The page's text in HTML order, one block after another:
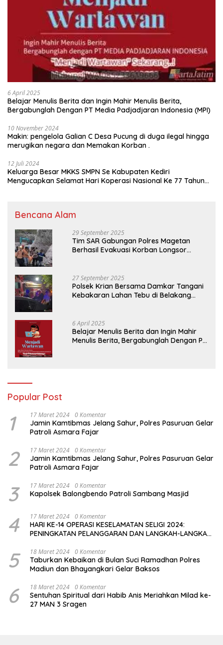
6 April 2025
Belajar Menulis Berita dan Ingin Mahir Menulis Berita,
Bergabunglah Dengan PT Media Padjadjaran Indonesia (MPI)
10 November 2024
Makin: pengelola Galian C Desa Pucung di duga ilegal hingga
merugikan negara dan Memakan Korban .
12 Juli 2024
Keluarga Besar MKKS SMPN Se Kabupaten Kediri
Mengucapkan Selamat Hari Koperasi Nasional Ke 77 Tahun
Bencana Alam
29 September 2025
Tim SAR Gabungan Polres Magetan
Berhasil Evakuasi Korban Longsor
27 September 2025
Polsek Krian Bersama Damkar Tangani
Kebakaran Lahan Tebu di Belakang
6 April 2025
Belajar Menulis Berita dan Ingin Mahir
Menulis Berita, Bergabunglah Dengan PT
Popular Post
1 17 Maret 2024 0 Komentar
Jamin Kamtibmas Jelang Sahur, Polres Pasuruan Gelar
Patroli Asmara Fajar
2 17 Maret 2024 0 Komentar
Jamin Kamtibmas Jelang Sahur, Polres Pasuruan Gelar
Patroli Asmara Fajar
3 17 Maret 2024 0 Komentar
Kapolsek Balongbendo Patroli Sambang Masjid
4 17 Maret 2024 0 Komentar
HARI KE-14 OPERASI KESELAMATAN SELIGI 2024:
PENINGKATAN PELANGGARAN DAN LANGKAH-LANGKAH
5 18 Maret 2024 0 Komentar
Taburkan Kebaikan di Bulan Suci Ramadhan Polres
Madiun dan Bhayangkari Gelar Baksos
6 18 Maret 2024 0 Komentar
Sentuhan Spiritual dari Habib Anis Meriahkan Milad ke-
27 MAN 3 Sragen